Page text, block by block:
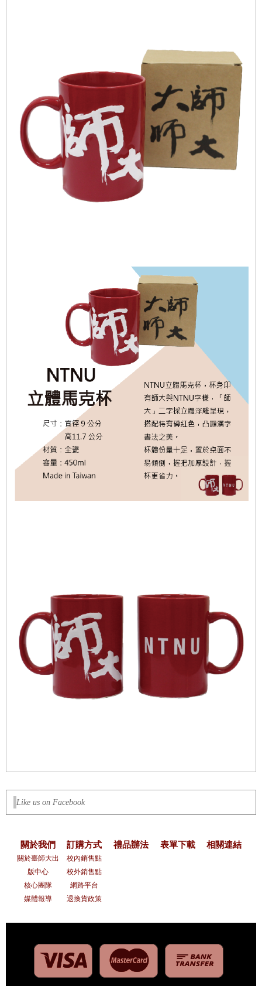
Like us on Facebook
關於我們
關於臺師大出
版中心
核心團隊
媒體報導
訂購方式
校內銷售點
校外銷售點
網路平台
退換貨政策
禮品辦法 表單下載 相關連結